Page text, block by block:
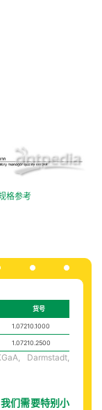
格参考
货号
1.07210.1000
1.07210.2500
Darmstadt,
们需要特别小